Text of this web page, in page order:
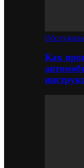
Как